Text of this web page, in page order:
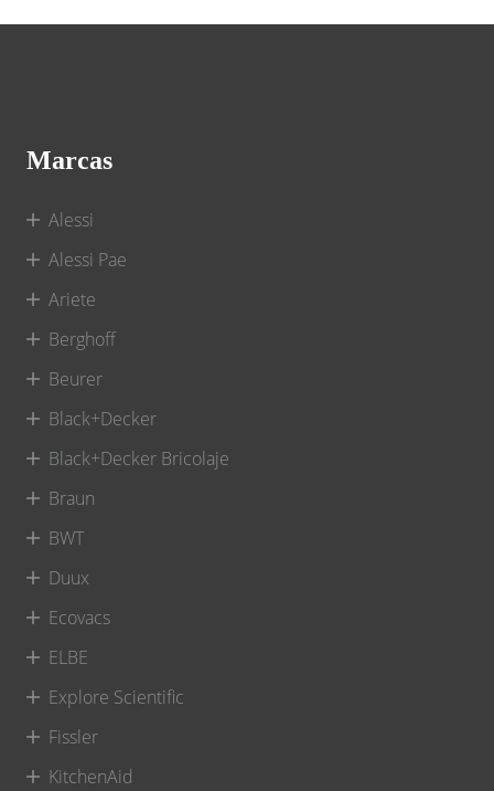
Marcas
Alessi
Alessi Pae
Ariete
Berghoff
Beurer
Black+Decker
Black+Decker Bricolaje
Braun
BWT
Duux
Ecovacs
ELBE
Explore Scientific
Fissler
KitchenAid